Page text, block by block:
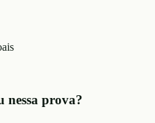
nessa prova?